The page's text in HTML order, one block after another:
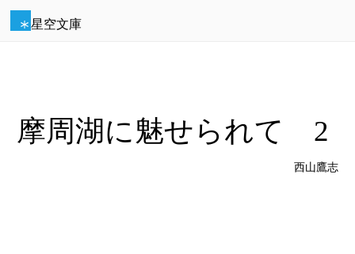
星空文庫
摩周湖に魅せられて 2
西山鷹志